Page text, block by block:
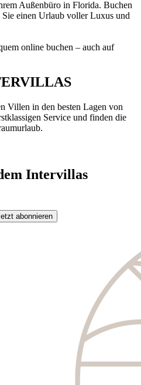
Außenbüro in Florida. Buchen
einen Urlaub voller Luxus und
Villen in den besten Lagen von
Service und finden die
Intervillas
abonnieren